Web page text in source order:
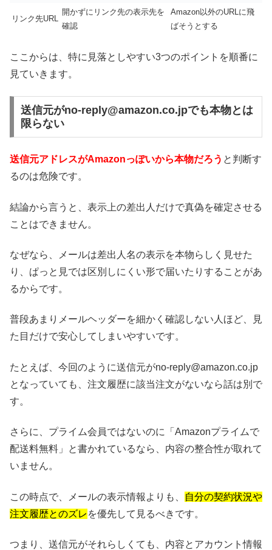
リンク先URL
開かずにリンク先の表示先を
確認
Amazon以外のURLに飛
ばそうとする
ここからは、特に見落としやすい3つのポイントを順番に
見ていきます。
送信元がno-reply@amazon.co.jpでも本物とは
限らない
送信元アドレスがAmazonっぽいから本物だろう と判断す
るのは危険です。
結論から言うと、表示上の差出人だけで真偽を確定させる
ことはできません。
なぜなら、メールは差出人名の表示を本物らしく見せた
り、ぱっと見では区別しにくい形で届いたりすることがあ
るからです。
普段あまりメールヘッダーを細かく確認しない人ほど、見
た目だけで安心してしまいやすいです。
たとえば、今回のように送信元がno-reply@amazon.co.jp
となっていても、注文履歴に該当注文がないなら話は別で
す。
さらに、プライム会員ではないのに「Amazonプライムで
配送料無料」と書かれているなら、内容の整合性が取れて
いません。
この時点で、メールの表示情報よりも、
自分の契約状況や
注文履歴とのズレ を優先して見るべきです。
つまり、送信元がそれらしくても、内容とアカウント情報